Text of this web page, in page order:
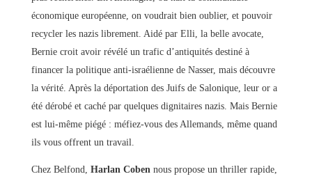
économique européenne, on voudrait bien oublier, et pouvoir
recycler les nazis librement. Aidé par Elli, la belle avocate,
Bernie croit avoir révélé un trafic d’antiquités destiné à
financer la politique anti-israélienne de Nasser, mais découvre
la vérité. Après la déportation des Juifs de Salonique, leur or a
été dérobé et caché par quelques dignitaires nazis. Mais Bernie
est lui-même piégé : méfiez-vous des Allemands, même quand
ils vous offrent un travail.
Chez Belfond, Harlan Coben nous propose un thriller rapide,